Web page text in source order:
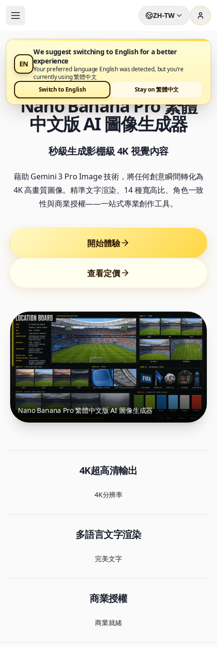
ZH-TW
EN
We suggest switching to English for a better
experience
Your preferred language English was detected, but you're
currently using 繁體中文
Switch to English
Stay on 繁體中文
Nano Banana Pro Generator 已在 Nano Banana Pro 上
Nano Banana Pro 繁體
中文版 AI 圖像生成器
秒級生成影棚級 4K 視覺內容
藉助 Gemini 3 Pro Image 技術，將任何創意瞬間轉化為
4K 高畫質圖像。精準文字渲染、14 種寬高比、角色一致
性與商業授權——一站式專業創作工具。
開始體驗
查看定價
Nano Banana Pro 繁體中文版 AI 圖像生成器
4K超高清輸出
4K分辨率
多語言文字渲染
完美文字
商業授權
商業就緒